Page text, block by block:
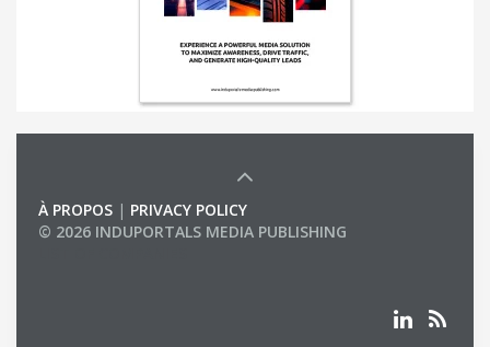
À PROPOS | PRIVACY POLICY
© 2026 INDUPORTALS MEDIA PUBLISHING